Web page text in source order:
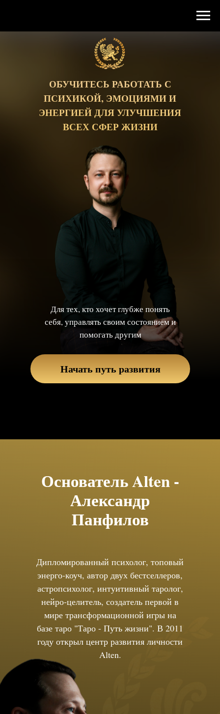
ОБУЧИТЕСЬ РАБОТАТЬ С
ПСИХИКОЙ, ЭМОЦИЯМИ И
ЭНЕРГИЕЙ ДЛЯ УЛУЧШЕНИЯ
ВСЕХ СФЕР ЖИЗНИ
Для тех, кто хочет глубже понять
себя, управлять своим состоянием и
помогать другим
Начать путь развития
Основатель Alten -
Александр
Панфилов
Дипломированный психолог, топовый
энерго-коуч, автор двух бестселлеров,
астропсихолог, интуитивный таролог,
нейро-целитель, создатель первой в
мире трансформационной игры на
базе таро "Таро - Путь жизни". В 2011
году открыл центр развития личности
Alten.